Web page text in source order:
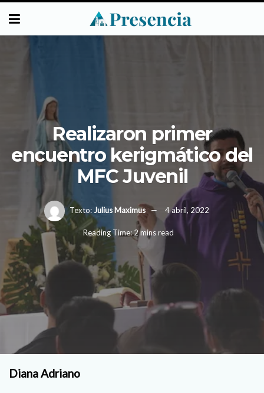
Realizaron primer
encuentro kerigmático del
MFC Juvenil
Texto: Julius Maximus 4 abril, 2022
Reading Time: 2 mins read
Diana Adriano